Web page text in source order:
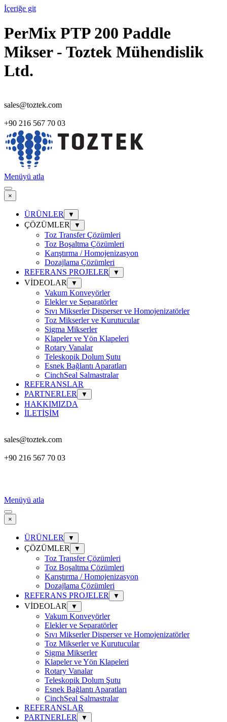
İçeriğe git
PerMix PTP 200 Paddle
Mikser - Toztek Mühendislik
Ltd.
sales@toztek.com
+90 216 567 70 03
Menüyü atla
×
ÜRÜNLER ▼
ÇÖZÜMLER ▼
Toz Transfer Çözümleri
Toz Boşaltma Çözümleri
Karıştırma / Homojenizasyon
Dozajlama Çözümleri
REFERANS PROJELER
▼
VİDEOLAR ▼
Vakum Konveyörler
Elekler ve Separatörler
Sıvı Mikserler Disperser ve Homojenizatörler
Toz Mikserler ve Kurutucular
Sigma Mikserler
Klapeler ve Yön Klapeleri
Rotary Vanalar
Teleskopik Dolum Şutu
Esnek Bağlantı Aparatları
CinchSeal Salmastralar
REFERANSLAR
PARTNERLER
▼
HAKKIMIZDA
İLETİŞİM
sales@toztek.com
+90 216 567 70 03
Menüyü atla
×
ÜRÜNLER ▼
ÇÖZÜMLER ▼
Toz Transfer Çözümleri
Toz Boşaltma Çözümleri
Karıştırma / Homojenizasyon
Dozajlama Çözümleri
REFERANS PROJELER
▼
VİDEOLAR ▼
Vakum Konveyörler
Elekler ve Separatörler
Sıvı Mikserler Disperser ve Homojenizatörler
Toz Mikserler ve Kurutucular
Sigma Mikserler
Klapeler ve Yön Klapeleri
Rotary Vanalar
Teleskopik Dolum Şutu
Esnek Bağlantı Aparatları
CinchSeal Salmastralar
REFERANSLAR
PARTNERLER
▼